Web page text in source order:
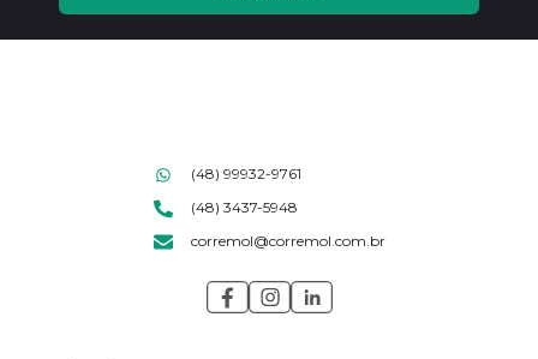
(48) 99932-9761
(48) 3437-5948
corremol@corremol.com.br